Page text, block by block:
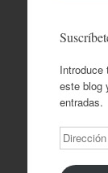
Introduce
este blog
entradas.
Dirección
de
correo